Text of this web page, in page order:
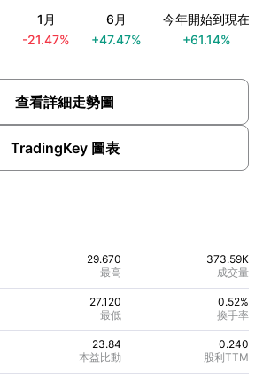
查看詳細走勢圖
TradingKey 圖表
1月
-21.47%
6月
+47.47%
今年開始到現在
+61.14%
29.670
最高
373.59K
成交量
23.84
本益比動
0.240
股利TTM
0.52%
換手率
27.120
最低